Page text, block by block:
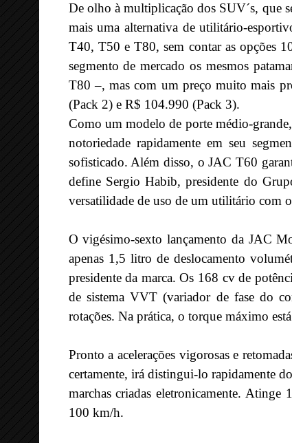
De olho à multiplicação dos SUV´s, que
mais uma alternativa de utilitário-
T40, T50 e T80, sem contar as opções
segmento de mercado os mesmos
T80 –, mas com um preço muito mais
(Pack 2) e R$ 104.990 (Pack 3).
Como um modelo de porte médio-
notoriedade rapidamente em seu
sofisticado. Além disso, o JAC T60
define Sergio Habib, presidente do
versatilidade de uso de um utilitário com
O vigésimo-sexto lançamento da JAC
apenas 1,5 litro de deslocamento
presidente da marca. Os 168 cv de
de sistema VVT (variador de fase do
rotações. Na prática, o torque máximo
Pronto a acelerações vigorosas e
certamente, irá distingui-lo rapidamente
marchas criadas eletronicamente.
100 km/h.